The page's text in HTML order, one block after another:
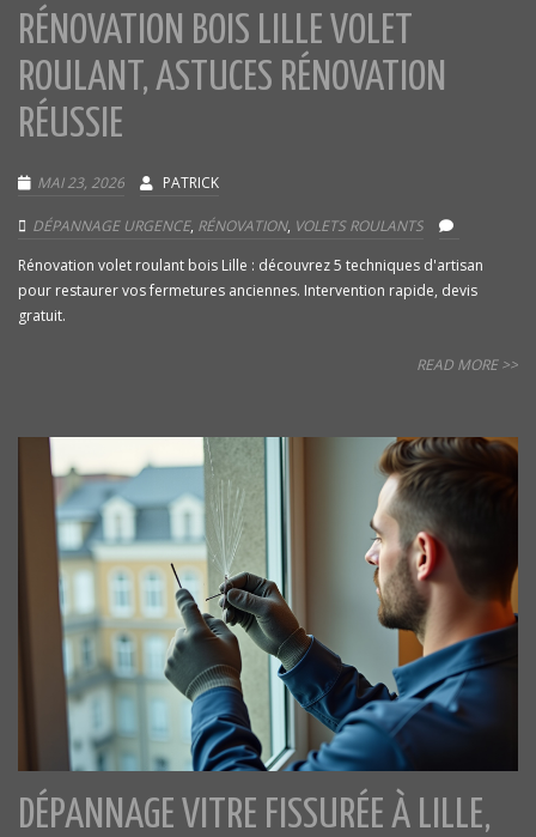
RÉNOVATION BOIS LILLE VOLET
ROULANT, ASTUCES RÉNOVATION
RÉUSSIE
MAI 23, 2026 PATRICK
DÉPANNAGE URGENCE, RÉNOVATION, VOLETS ROULANTS
Rénovation volet roulant bois Lille : découvrez 5 techniques d'artisan
pour restaurer vos fermetures anciennes. Intervention rapide, devis
gratuit.
READ MORE >>
DÉPANNAGE VITRE FISSURÉE À LILLE,